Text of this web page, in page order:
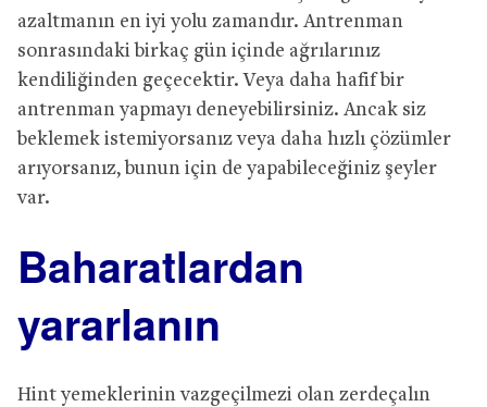
azaltmanın en iyi yolu zamandır. Antrenman
sonrasındaki birkaç gün içinde ağrılarınız
kendiliğinden geçecektir. Veya daha hafif bir
antrenman yapmayı deneyebilirsiniz. Ancak siz
beklemek istemiyorsanız veya daha hızlı çözümler
arıyorsanız, bunun için de yapabileceğiniz şeyler
var.
Baharatlardan
yararlanın
Hint yemeklerinin vazgeçilmezi olan zerdeçalın